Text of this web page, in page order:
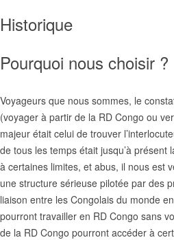
Historique
Pourquoi nous choisir ?
Voyageurs que nous sommes, le
(voyager à partir de la RD Congo ou
majeur était celui de trouver
de tous les temps était jusqu’à présent
à certaines limites, et abus, il nous est
une structure sérieuse pilotée par des
liaison entre les Congolais du monde
pourront travailler en RD Congo sans
de la RD Congo pourront accéder à